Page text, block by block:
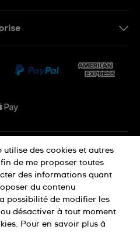
confidentialité
les cookies
d'utilisation
utilise des cookies et autres
de me proposer toutes
des informations quant
du contenu
possibilité de modifier les
désactiver à tout moment
Pour en savoir plus à